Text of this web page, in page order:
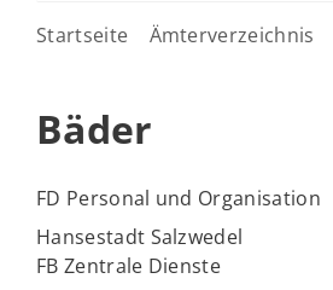
Startseite Ämterverzeichnis
Bäder
FD Personal und Organisation
Hansestadt Salzwedel
FB Zentrale Dienste